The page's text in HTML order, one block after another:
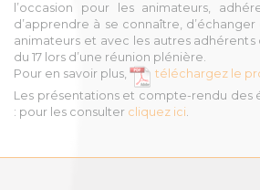
l’occasion pour les animateurs,
d’apprendre à se connaître,
animateurs et avec les autres adhérents
du 17 lors d’une réunion plénière.
Pour en savoir plus,
téléchargez le
Les présentations et compte-rendu des
: pour les consulter cliquez ici.